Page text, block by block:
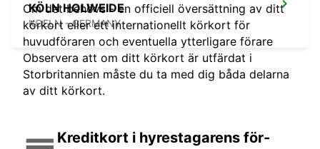
KÖLN HOLWEIDE
KOELN - GERMANY
Om det behövs - en officiell översättning av ditt
körkort eller ett internationellt körkort för
huvudföraren och eventuella ytterligare förare
Observera att om ditt körkort är utfärdat i
Storbritannien måste du ta med dig båda delarna
av ditt körkort.
Kreditkort i hyrestagarens för-